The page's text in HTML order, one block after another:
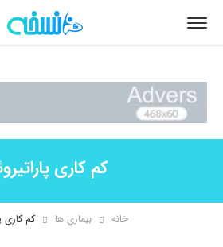
کم کاری
خانه بیماری ها کم کاری